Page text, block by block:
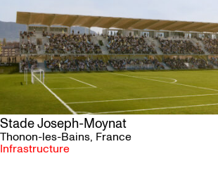
Stade Joseph-Moynat
Thonon-les-Bains, France
Infrastructure